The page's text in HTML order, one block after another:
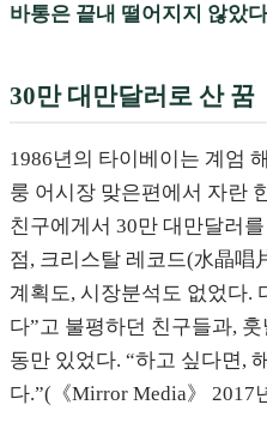
바통은 끝내 떨어지지 않았
30만 대만달러로 산 꿈
1986년의 타이베이는 계엄
룽 어시장 맞은편에서 자란
친구에게서 30만 대만달러
점, 크리스탈 레코드(水晶唱
계획도, 시장분석도 없었다.
다”고 불평하던 친구들과,
동만 있었다. “하고 싶다면,
다.”(《Mirror Media》 2017